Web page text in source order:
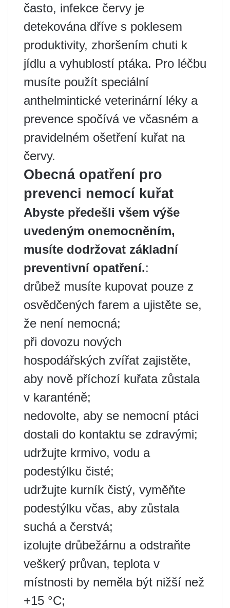
často, infekce červy je
detekována dříve s poklesem
produktivity, zhoršením chuti k
jídlu a vyhublostí ptáka. Pro léčbu
musíte použít speciální
anthelmintické veterinární léky a
prevence spočívá ve včasném a
pravidelném ošetření kuřat na
červy.
Obecná opatření pro
prevenci nemocí kuřat
Abyste předešli všem výše
uvedeným onemocněním,
musíte dodržovat základní
preventivní opatření.:
drůbež musíte kupovat pouze z
osvědčených farem a ujistěte se,
že není nemocná;
při dovozu nových
hospodářských zvířat zajistěte,
aby nově příchozí kuřata zůstala
v karanténě;
nedovolte, aby se nemocní ptáci
dostali do kontaktu se zdravými;
udržujte krmivo, vodu a
podestýlku čisté;
udržujte kurník čistý, vyměňte
podestýlku včas, aby zůstala
suchá a čerstvá;
izolujte drůbežárnu a odstraňte
veškerý průvan, teplota v
místnosti by neměla být nižší než
+15 °C;